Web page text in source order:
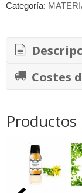
Categoría:
Costes
Productos